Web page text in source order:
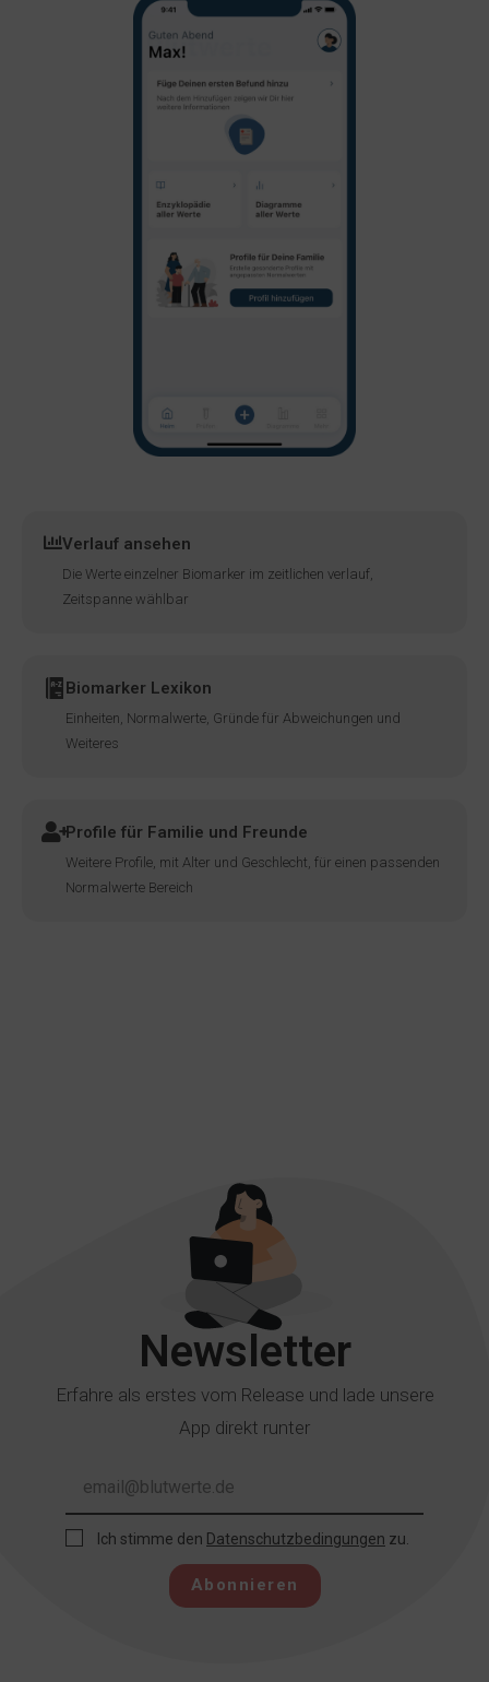
Verlauf ansehen
Die Werte einzelner Biomarker im zeitlichen verlauf,
Zeitspanne wählbar
Biomarker Lexikon
Einheiten, Normalwerte, Gründe für Abweichungen und
Weiteres
Profile für Familie und Freunde
Weitere Profile, mit Alter und Geschlecht, für einen passenden
Normalwerte Bereich
Newsletter
Erfahre als erstes vom Release und lade unsere
App direkt runter
Ich stimme den Datenschutzbedingungen zu.
Abonnieren